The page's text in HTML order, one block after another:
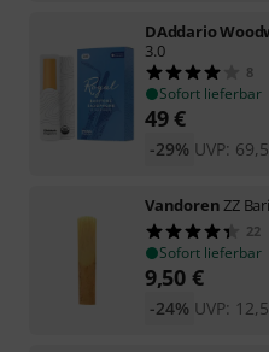
DAddario
3.0
8
Sofort lieferbar
49€
UVP:
-29%
VandorenZZ
22
Sofort lieferbar
9,50 €
UVP:
-24%